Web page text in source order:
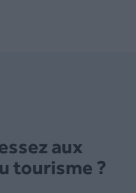
tourisme ?